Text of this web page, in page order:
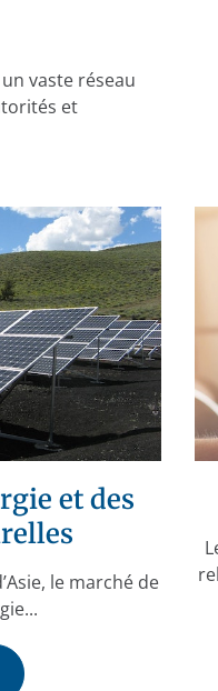
vaste réseau
et
et des
le marché de